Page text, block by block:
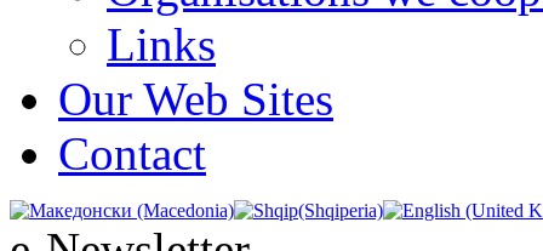
Links
Our Web Sites
Contact